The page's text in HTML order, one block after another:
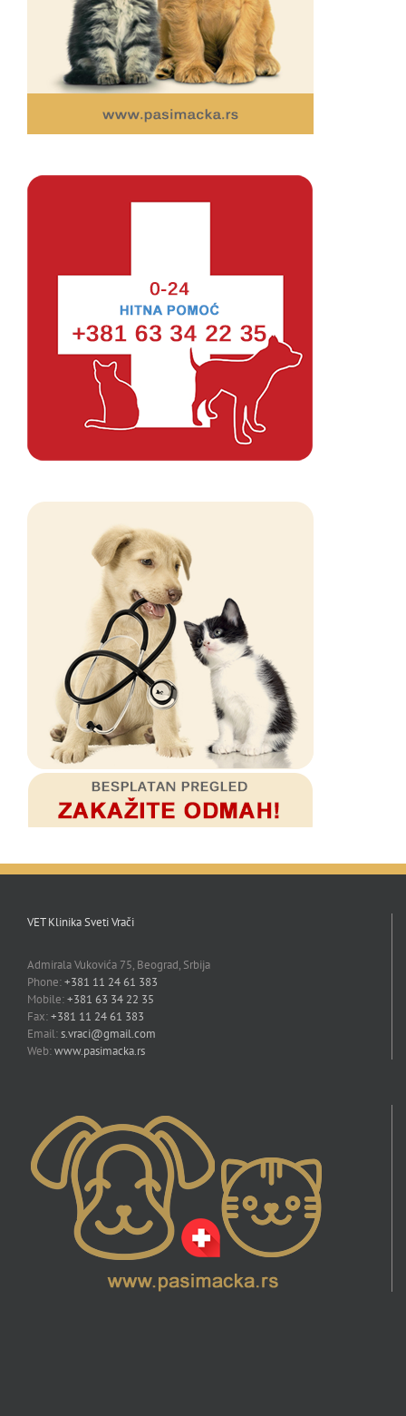
VET Klinika Sveti Vrači
Admirala Vukovića 75, Beograd, Srbija
Phone:+381 11 24 61 383
Mobile:+381 63 34 22 35
Fax:+381 11 24 61 383
Email:s.vraci@gmail.com
Web:www.pasimacka.rs